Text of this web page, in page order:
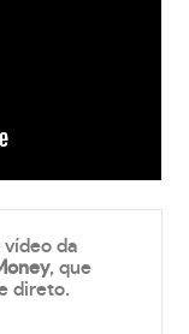
vídeo da
, que
direto.